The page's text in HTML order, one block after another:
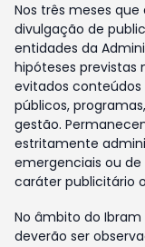
Nos três meses
divulgação de
entidades da
hipóteses previstas
evitados
públicos,
gestão.
estritamente
emergenciais ou
caráter publicitário
No âmbito do
deverão ser